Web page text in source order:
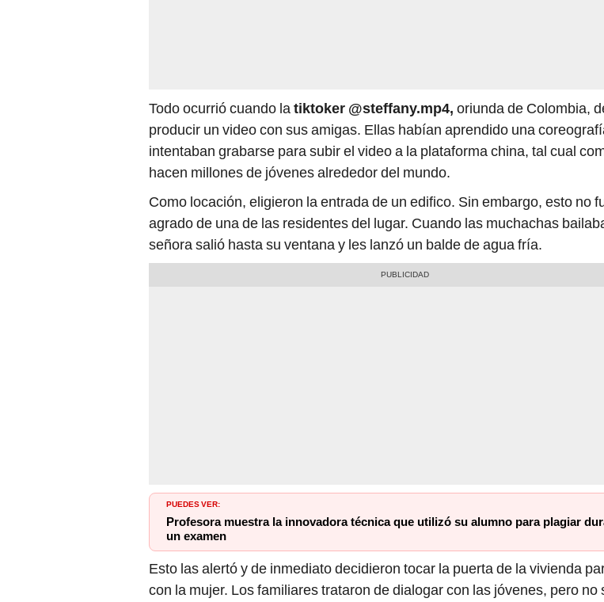
Todo ocurrió cuando latiktoker @steffany.mp4, oriunda de Colombia,
producir un video con sus amigas. Ellas habían aprendido una
intentaban grabarse para subir el video a la plataforma china, tal cual
hacen millones de jóvenes alrededor del mundo.
Como locación, eligieron la entrada de un edifico. Sin embargo, esto no
agrado de una de las residentes del lugar. Cuando las muchachas
señora salió hasta su ventana y les lanzó un balde de agua fría.
PUEDES VER:
Profesora muestra la innovadora técnica que utilizó su alumno para plagiar
un examen
Esto las alertó y de inmediato decidieron tocar la puerta de la vivienda
con la mujer. Los familiares trataron de dialogar con las jóvenes, pero no